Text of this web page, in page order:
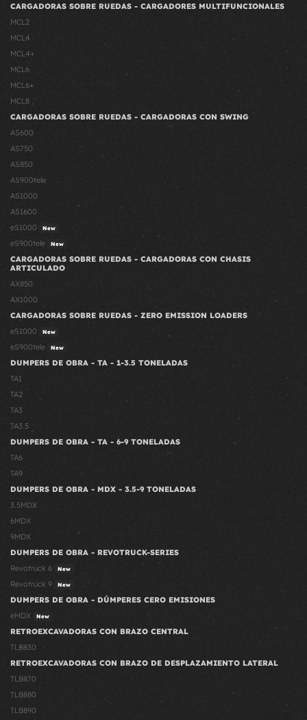
CARGADORAS SOBRE RUEDAS - CARGADORES MULTIFUNCIONALES
MCL2
MCL4
MCL4+
MCL6
MCL6+
MCL8
CARGADORAS SOBRE RUEDAS - CARGADORAS CON SWING
AS600
AS750
AS850
AS900tele
AS1000
AS1600
eS1000
New
eS900tele New
CARGADORAS SOBRE RUEDAS - CARGADORAS CON CHASIS
ARTICULADO
AX850
AX1000
CARGADORAS SOBRE RUEDAS - ZERO EMISSION LOADERS
eS1000
New
eS900tele New
DUMPERS DE OBRA - TA - 1-3.5 TONELADAS
TA1
TA2
TA3
TA3.5
DUMPERS DE OBRA - TA - 6-9 TONELADAS
TA6
TA9
DUMPERS DE OBRA - MDX - 3.5-9 TONELADAS
3.5MDX
6MDX
9MDX
DUMPERS DE OBRA - REVOTRUCK-SERIES
Revotruck 6
New
Revotruck 9 New
DUMPERS DE OBRA - DÚMPERES CERO EMISIONES
eMDX
New
RETROEXCAVADORAS CON BRAZO CENTRAL
TLB830
RETROEXCAVADORAS CON BRAZO DE DESPLAZAMIENTO LATERAL
TLB870
TLB880
TLB890